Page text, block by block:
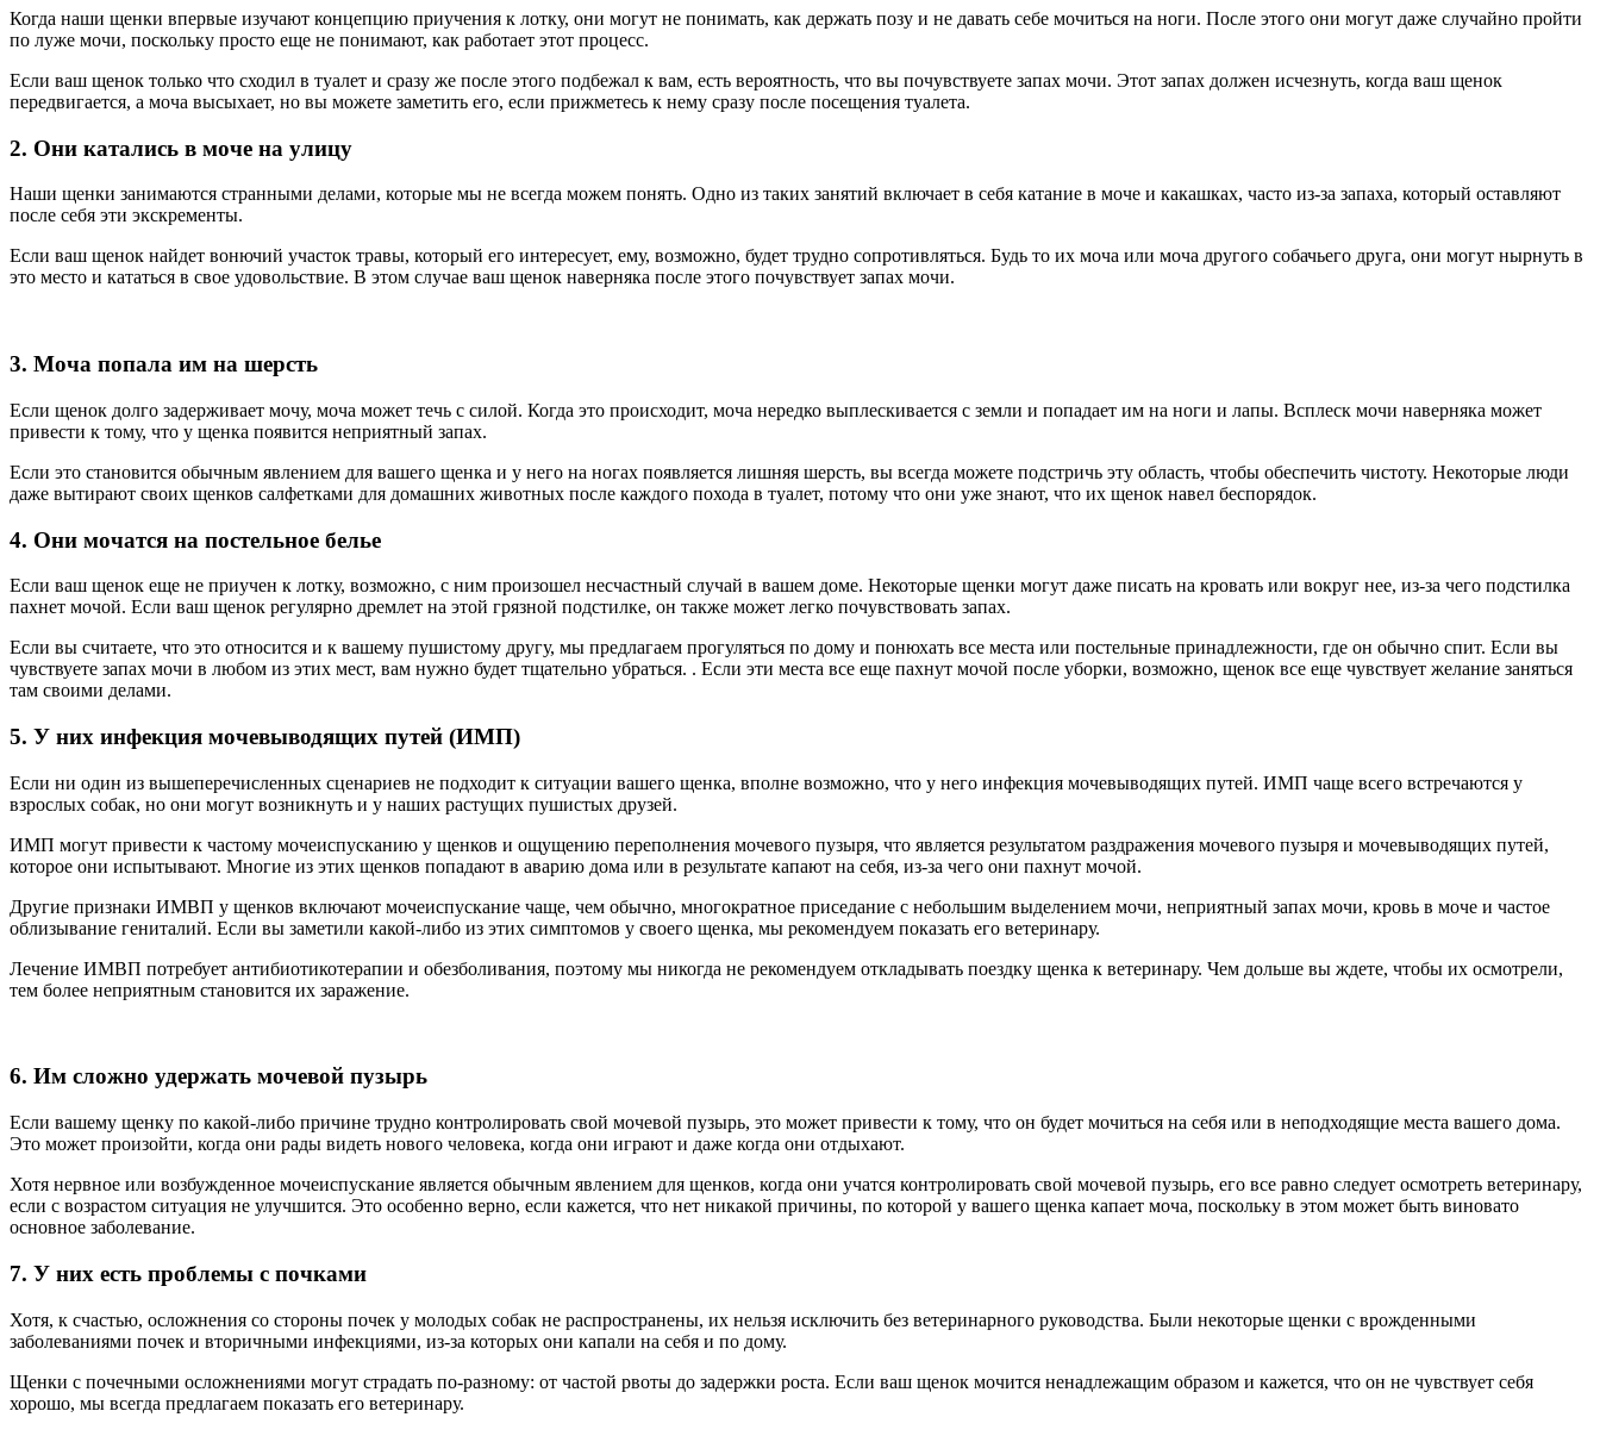
Когда наши щенки впервые изучают концепцию приучения к лотку, они могут не понимать, как держать позу и не давать себе мочиться на ноги. После этого они могут даже случайно пройти
по луже мочи, поскольку просто еще не понимают, как работает этот процесс.
Если ваш щенок только что сходил в туалет и сразу же после этого подбежал к вам, есть вероятность, что вы почувствуете запах мочи. Этот запах должен исчезнуть, когда ваш щенок
передвигается, а моча высыхает, но вы можете заметить его, если прижметесь к нему сразу после посещения туалета.
2. Они катались в моче на улицу
Наши щенки занимаются странными делами, которые мы не всегда можем понять. Одно из таких занятий включает в себя катание в моче и какашках, часто из-за запаха, который оставляют
после себя эти экскременты.
Если ваш щенок найдет вонючий участок травы, который его интересует, ему, возможно, будет трудно сопротивляться. Будь то их моча или моча другого собачьего друга, они могут нырнуть в
это место и кататься в свое удовольствие. В этом случае ваш щенок наверняка после этого почувствует запах мочи.
3. Моча попала им на шерсть
Если щенок долго задерживает мочу, моча может течь с силой. Когда это происходит, моча нередко выплескивается с земли и попадает им на ноги и лапы. Всплеск мочи наверняка может
привести к тому, что у щенка появится неприятный запах.
Если это становится обычным явлением для вашего щенка и у него на ногах появляется лишняя шерсть, вы всегда можете подстричь эту область, чтобы обеспечить чистоту. Некоторые люди
даже вытирают своих щенков салфетками для домашних животных после каждого похода в туалет, потому что они уже знают, что их щенок навел беспорядок.
4. Они мочатся на постельное белье
Если ваш щенок еще не приучен к лотку, возможно, с ним произошел несчастный случай в вашем доме. Некоторые щенки могут даже писать на кровать или вокруг нее, из-за чего подстилка
пахнет мочой. Если ваш щенок регулярно дремлет на этой грязной подстилке, он также может легко почувствовать запах.
Если вы считаете, что это относится и к вашему пушистому другу, мы предлагаем прогуляться по дому и понюхать все места или постельные принадлежности, где он обычно спит. Если вы
чувствуете запах мочи в любом из этих мест, вам нужно будет тщательно убраться. . Если эти места все еще пахнут мочой после уборки, возможно, щенок все еще чувствует желание заняться
там своими делами.
5. У них инфекция мочевыводящих путей (ИМП)
Если ни один из вышеперечисленных сценариев не подходит к ситуации вашего щенка, вполне возможно, что у него инфекция мочевыводящих путей. ИМП чаще всего встречаются у
взрослых собак, но они могут возникнуть и у наших растущих пушистых друзей.
ИМП могут привести к частому мочеиспусканию у щенков и ощущению переполнения мочевого пузыря, что является результатом раздражения мочевого пузыря и мочевыводящих путей,
которое они испытывают. Многие из этих щенков попадают в аварию дома или в результате капают на себя, из-за чего они пахнут мочой.
Другие признаки ИМВП у щенков включают мочеиспускание чаще, чем обычно, многократное приседание с небольшим выделением мочи, неприятный запах мочи, кровь в моче и частое
облизывание гениталий. Если вы заметили какой-либо из этих симптомов у своего щенка, мы рекомендуем показать его ветеринару.
Лечение ИМВП потребует антибиотикотерапии и обезболивания, поэтому мы никогда не рекомендуем откладывать поездку щенка к ветеринару. Чем дольше вы ждете, чтобы их осмотрели,
тем более неприятным становится их заражение.
6. Им сложно удержать мочевой пузырь
Если вашему щенку по какой-либо причине трудно контролировать свой мочевой пузырь, это может привести к тому, что он будет мочиться на себя или в неподходящие места вашего дома.
Это может произойти, когда они рады видеть нового человека, когда они играют и даже когда они отдыхают.
Хотя нервное или возбужденное мочеиспускание является обычным явлением для щенков, когда они учатся контролировать свой мочевой пузырь, его все равно следует осмотреть ветеринару,
если с возрастом ситуация не улучшится. Это особенно верно, если кажется, что нет никакой причины, по которой у вашего щенка капает моча, поскольку в этом может быть виновато
основное заболевание.
7. У них есть проблемы с почками
Хотя, к счастью, осложнения со стороны почек у молодых собак не распространены, их нельзя исключить без ветеринарного руководства. Были некоторые щенки с врожденными
заболеваниями почек и вторичными инфекциями, из-за которых они капали на себя и по дому.
Щенки с почечными осложнениями могут страдать по-разному: от частой рвоты до задержки роста. Если ваш щенок мочится ненадлежащим образом и кажется, что он не чувствует себя
хорошо, мы всегда предлагаем показать его ветеринару.